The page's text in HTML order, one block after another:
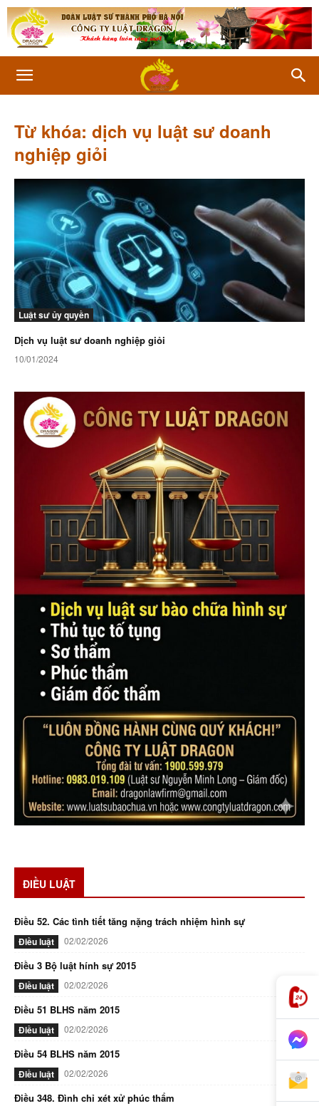
Từ khóa: dịch vụ luật sư doanh
nghiệp giỏi
Luật sư ủy quyền
Dịch vụ luật sư doanh nghiệp giỏi
10/01/2024
ĐIỀU LUẬT
Điều 52. Các tình tiết tăng nặng trách nhiệm hình sự
Điều luật 02/02/2026
Điều 3 Bộ luật hính sự 2015
Điều luật 02/02/2026
Điều 51 BLHS năm 2015
Điều luật 02/02/2026
Điều 54 BLHS năm 2015
Điều luật 02/02/2026
Điều 348. Đình chỉ xét xử phúc thẩm